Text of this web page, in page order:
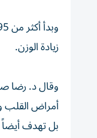
زيادة الوزن.
وقال د. رضا
أمراض القلب
بل تهدف أيضاً